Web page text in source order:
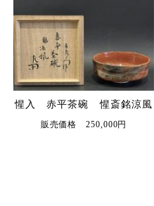
惺入 赤平茶碗 惺斎銘涼風
販売価格 250,000円